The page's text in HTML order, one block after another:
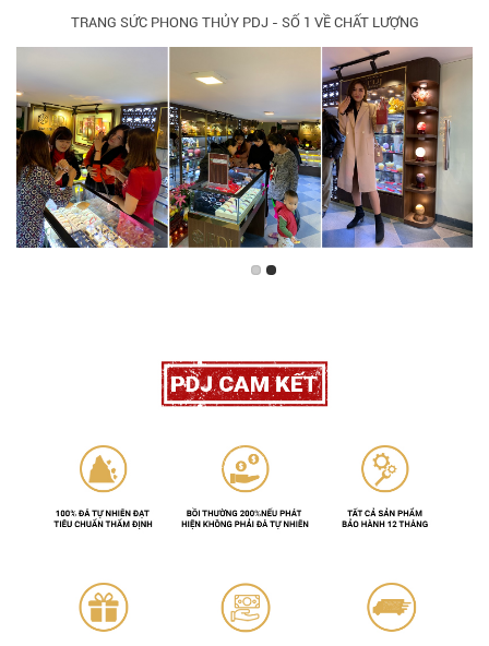
TRANG SỨC PHONG THỦY PDJ - SỐ 1 VỀ CHẤT LƯỢNG